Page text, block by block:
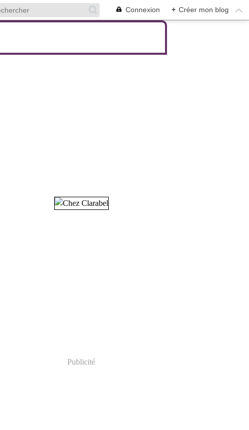
Connexion + Créer mon blog
Publicité